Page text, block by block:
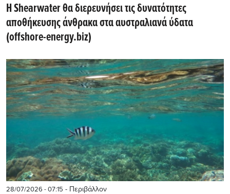
Η Shearwater θα διερευνήσει τις δυνατότητες
αποθήκευσης άνθρακα στα αυστραλιανά ύδατα
(offshore-energy.biz)
28/07/2026 - 07:15 - Περιβάλλον